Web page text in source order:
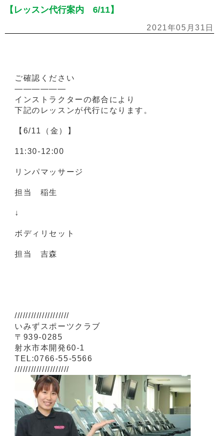
【レッスン代行案内 6/11】
2021年05月31日
ご確認ください
——————
インストラクターの都合により
下記のレッスンが代行になります。
【6/11（金）】
11:30-12:00
リンパマッサージ
担当 稲生
↓
ボディリセット
担当 吉森
////////////////////
いみずスポーツクラブ
〒939-0285
射水市本開発60-1
TEL:0766-55-5566
////////////////////